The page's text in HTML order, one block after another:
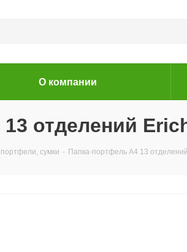
О компании
отделений
сумки - Папка-портфель A4 13